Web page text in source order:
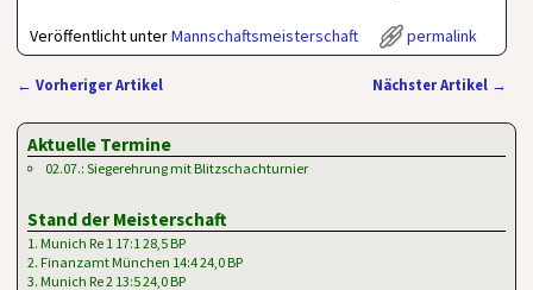
Veröffentlicht unterMannschaftsmeisterschaft permalink
← Vorheriger Artikel Nächster Artikel →
Aktuelle Termine
02.07.: Siegerehrung mit Blitzschachturnier
Stand der Meisterschaft
1. Munich Re 1 17:1 28,5 BP
2. Finanzamt München 14:4 24,0 BP
3. Munich Re 2 13:5 24,0 BP